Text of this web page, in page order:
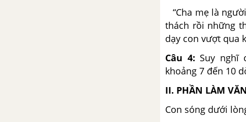
“Cha mẹ là
thách rồi những
dạy con vượt qua
Câu 4: Suy nghĩ
khoảng 7 đến 10
II. PHẦN LÀM
Con sóng dưới